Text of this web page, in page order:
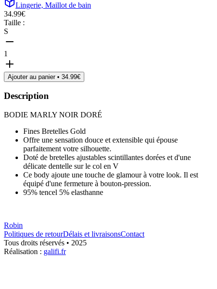
Lingerie, Maillot de bain
34.99€
Taille :
S
1
Ajouter au panier • 34.99€
Description
BODIE MARLY NOIR DORÉ
Fines Bretelles Gold
Offre une sensation douce et extensible qui épouse
parfaitement votre silhouette.
Doté de bretelles ajustables scintillantes dorées et d'une
délicate dentelle sur le col en V
Ce body ajoute une touche de glamour à votre look. Il est
équipé d'une fermeture à bouton-pression.
95% tencel 5% elasthanne
Robin
Politiques de retourDélais et livraisonsContact
Tous droits réservés • 2025
Réalisation : galifi.fr